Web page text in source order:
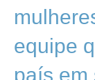
equipe
país em